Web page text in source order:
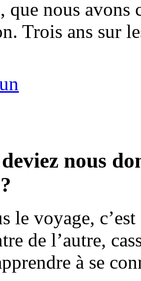
que nous
Trois ans sur
nous
le voyage, c’est
de l’autre,
à se